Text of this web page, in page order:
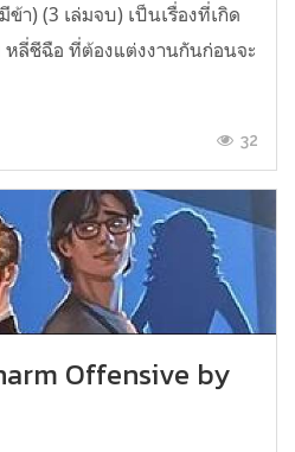
า) (3 เล่มจบ) เป็นเรื่องที่เกิด
หลี่ชีฉือ ที่ต้องแต่งงานกันก่อนจะ
32
Offensive by